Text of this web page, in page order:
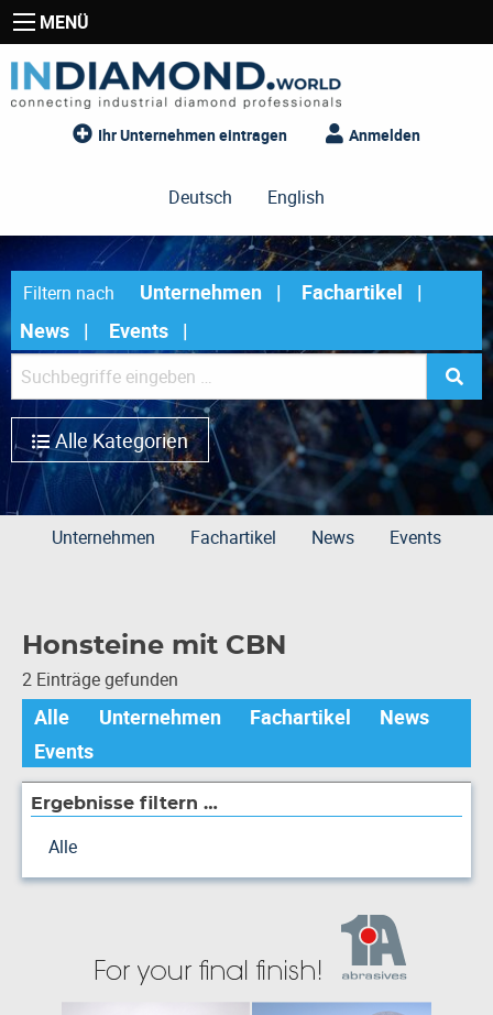
MENÜ
Ihr Unternehmen eintragen Anmelden
Deutsch English
Filtern nach Unternehmen
Fachartikel
News
Events
Alle Kategorien
Unternehmen Fachartikel News Events
Honsteine mit CBN
2 Einträge gefunden
Alle Unternehmen Fachartikel
News
Events
Ergebnisse filtern …
Alle